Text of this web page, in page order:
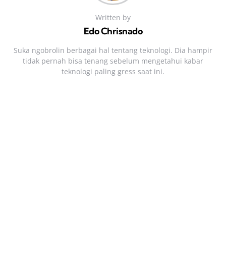
Written by
Edo Chrisnado
Suka ngobrolin berbagai hal tentang teknologi. Dia hampir
tidak pernah bisa tenang sebelum mengetahui kabar
teknologi paling gress saat ini.